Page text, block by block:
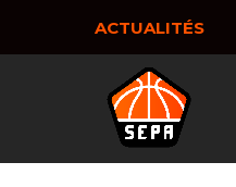
ACTUALITÉS